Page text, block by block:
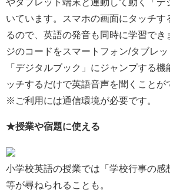
やタブレット端末と連動して動く「デ
いています。スマホの画面にタッチす
るので、英語の発音も同時に学習でき
ジのコードをスマートフォン/タブレ
「デジタルブック」にジャンプする
ッチするだけで英語音声を聞くことが
※ご利用には通信環境が必要です。
★授業や宿題に使える
小学校英語の授業では「学校行事の感
等が尋ねられることも。